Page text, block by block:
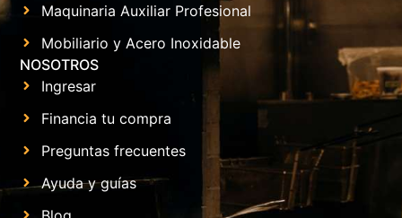
Maquinaria Auxiliar Profesional
Mobiliario y Acero Inoxidable
NOSOTROS
Ingresar
Financia tu compra
Preguntas frecuentes
Ayuda y guías